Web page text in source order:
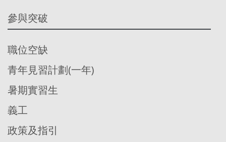
參與突破
職位空缺
青年見習計劃(一年)
暑期實習生
義工
政策及指引